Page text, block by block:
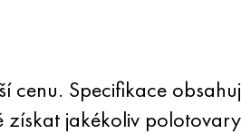
Specifikace
jakékoliv